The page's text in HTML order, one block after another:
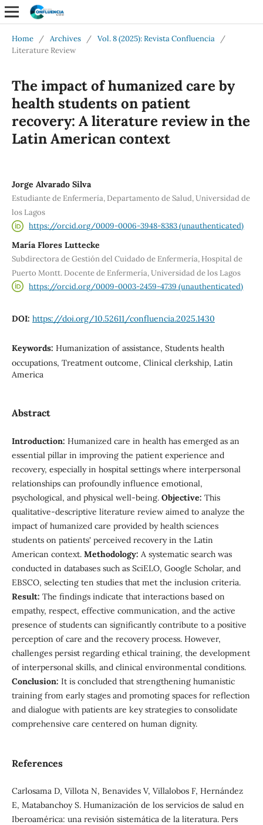
Home / Archives / Vol. 8 (2025): Revista Confluencia
/
Literature Review
The impact of humanized care by
health students on patient
recovery: A literature review in the
Latin American context
Jorge Alvarado Silva
Estudiante de Enfermería, Departamento de Salud, Universidad de
los Lagos
https://orcid.org/0009-0006-3948-8383 (unauthenticated)
María Flores Luttecke
Subdirectora de Gestión del Cuidado de Enfermería, Hospital de
Puerto Montt. Docente de Enfermería, Universidad de los Lagos
https://orcid.org/0009-0003-2459-4739 (unauthenticated)
DOI: https://doi.org/10.52611/confluencia.2025.1430
Keywords: Humanization of assistance, Students health
occupations, Treatment outcome, Clinical clerkship, Latin
America
Abstract
Introduction: Humanized care in health has emerged as an
essential pillar in improving the patient experience and
recovery, especially in hospital settings where interpersonal
relationships can profoundly influence emotional,
psychological, and physical well-being. Objective: This
qualitative-descriptive literature review aimed to analyze the
impact of humanized care provided by health sciences
students on patients' perceived recovery in the Latin
American context. Methodology: A systematic search was
conducted in databases such as SciELO, Google Scholar, and
EBSCO, selecting ten studies that met the inclusion criteria.
Result: The findings indicate that interactions based on
empathy, respect, effective communication, and the active
presence of students can significantly contribute to a positive
perception of care and the recovery process. However,
challenges persist regarding ethical training, the development
of interpersonal skills, and clinical environmental conditions.
Conclusion: It is concluded that strengthening humanistic
training from early stages and promoting spaces for reflection
and dialogue with patients are key strategies to consolidate
comprehensive care centered on human dignity.
References
Carlosama D, Villota N, Benavides V, Villalobos F, Hernández
E, Matabanchoy S. Humanización de los servicios de salud en
Iberoamérica: una revisión sistemática de la literatura. Pers